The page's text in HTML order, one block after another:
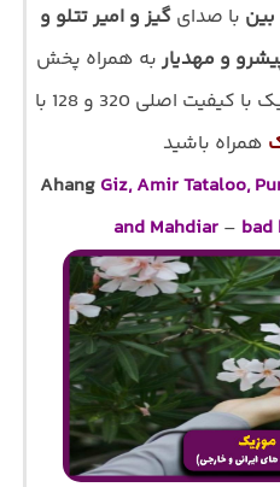
بین با صدای گیز و امیر تتلو و
و مهدیار به همراه پخش
اصلی 320 و 128 با
همراه باشید
Ahang Giz, Amir Tataloo,
and Mahdiar– bad